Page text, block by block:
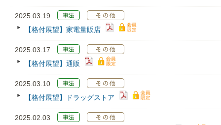
2025.03.19
【格付展望】家電量販店
2025.03.17
【格付展望】通販
2025.03.10
【格付展望】ドラッグストア
2025.02.03